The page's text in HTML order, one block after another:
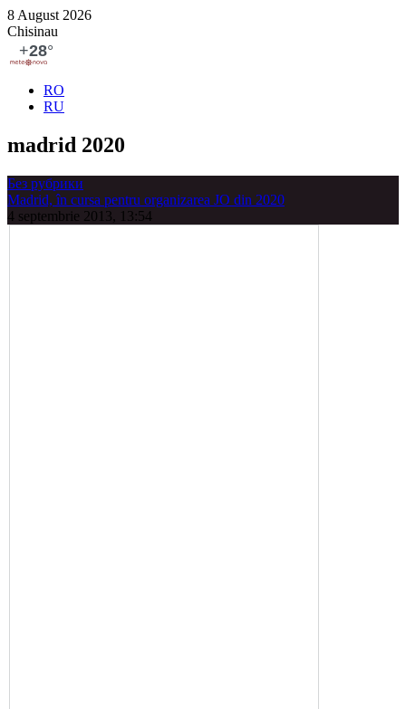
8 August 2026
Chisinau
RO
RU
madrid 2020
Без рубрики
Madrid, în cursa pentru organizarea JO din 2020
4 septembrie 2013, 13:54